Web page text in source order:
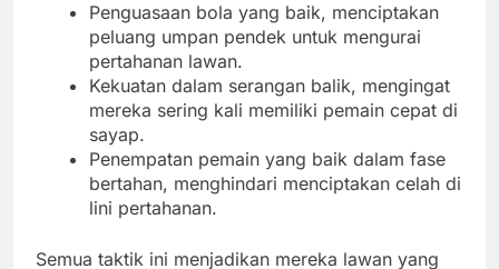
Penguasaan bola yang baik, menciptakan
peluang umpan pendek untuk mengurai
pertahanan lawan.
Kekuatan dalam serangan balik, mengingat
mereka sering kali memiliki pemain cepat di
sayap.
Penempatan pemain yang baik dalam fase
bertahan, menghindari menciptakan celah di
lini pertahanan.
Semua taktik ini menjadikan mereka lawan yang